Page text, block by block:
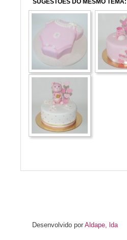
SUGESTÕES DO MESMO TEMA:
Desenvolvido por Aldape, lda